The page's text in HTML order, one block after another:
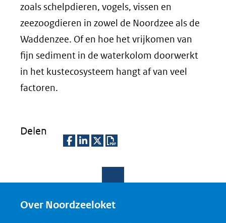
zoals schelpdieren, vogels, vissen en
zeezoogdieren in zowel de Noordzee als de
Waddenzee. Of en hoe het vrijkomen van
fijn sediment in de waterkolom doorwerkt
in het kustecosysteem hangt af van veel
factoren.
Delen
e
e
e
n
Over Noordzeeloket